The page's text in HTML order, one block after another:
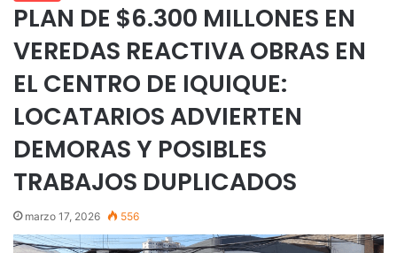
PLAN DE $6.300 MILLONES EN
VEREDAS REACTIVA OBRAS EN
EL CENTRO DE IQUIQUE:
LOCATARIOS ADVIERTEN
DEMORAS Y POSIBLES
TRABAJOS DUPLICADOS
marzo 17, 2026 556